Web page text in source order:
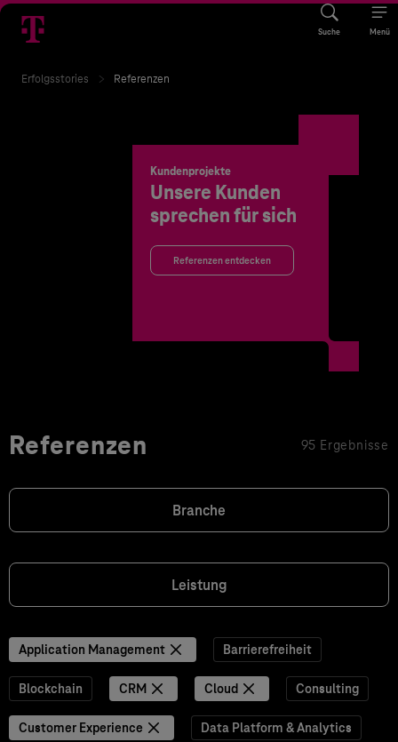
Suche Menü
Erfolgsstories Referenzen
Kundenprojekte
Unsere Kunden
sprechen für sich
Referenzen entdecken
Referenzen 95 Ergebnisse
Branche
Leistung
Application Management Barrierefreiheit
Blockchain CRM Cloud Consulting
Customer Experience Data Platform & Analytics